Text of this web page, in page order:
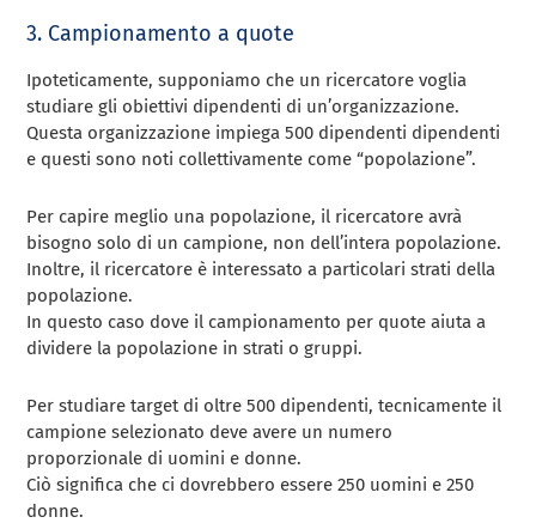
3. Campionamento a quote
Ipoteticamente, supponiamo che un ricercatore voglia
studiare gli obiettivi dipendenti di un’organizzazione.
Questa organizzazione impiega 500 dipendenti dipendenti
e questi sono noti collettivamente come “popolazione”.
Per capire meglio una popolazione, il ricercatore avrà
bisogno solo di un campione, non dell’intera popolazione.
Inoltre, il ricercatore è interessato a particolari strati della
popolazione.
In questo caso dove il campionamento per quote aiuta a
dividere la popolazione in strati o gruppi.
Per studiare target di oltre 500 dipendenti, tecnicamente il
campione selezionato deve avere un numero
proporzionale di uomini e donne.
Ciò significa che ci dovrebbero essere 250 uomini e 250
donne.